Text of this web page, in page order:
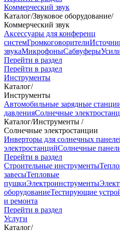
Коммерческий звук
Каталог/Звуковое оборудование/
Коммерческий звук
Аксессуары для конференц
системГромкоговорители
звукаМикрофоныСабвуферы
Перейти в раздел
Перейти в раздел
Инструменты
Каталог/
Инструменты
Автомобильные зарядные
давленияСолнечные
Каталог/Инструменты /
Солнечные электростанции
Инверторы для солнечных
электростанцийСолнечные
Перейти в раздел
Строительные инструменты
завесыТепловые
пушкиЭлектроинструменты
оборудованиеТестирующие
и ремонта
Перейти в раздел
Услуги
Каталог/